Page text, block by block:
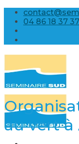
Skip
content
04 86 18 37 37
au vert à